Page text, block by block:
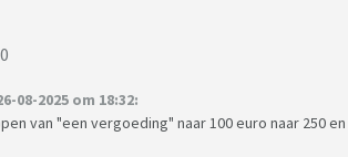
2025 om 18:32:
van "een vergoeding" naar 100 euro naar 250